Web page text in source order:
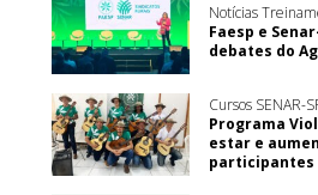
Notícias
Faesp e
debates do
Cursos SENAR-
Programa
estar e
participantes